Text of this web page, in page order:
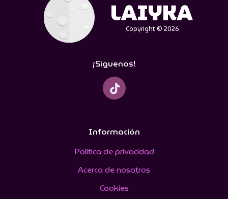
Copyright © 2026
¡Síguenos!
Información
Política de privacidad
Acerca de nosotros
Cookies